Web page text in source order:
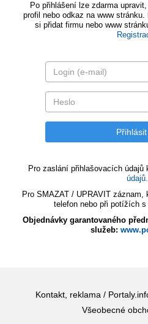
Po přihlášení lze zdarma
profil nebo odkaz na www
si přidat firmu nebo www
Pro zaslání přihlašovacích údajů
údajů.
Pro SMAZAT / UPRAVIT záznam,
telefon nebo při potížích
Objednávky garantovaného
služeb:
Kontakt, reklama /
Všeobecné